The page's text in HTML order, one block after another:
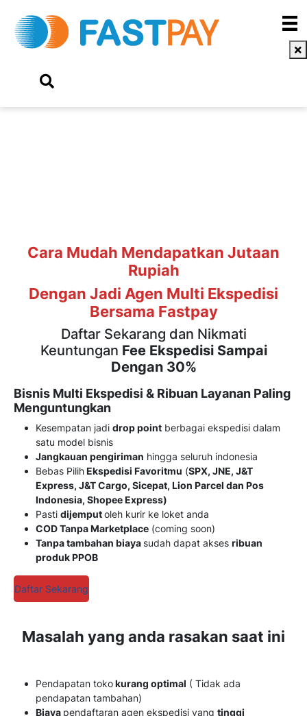
Cara Mudah Mendapatkan Jutaan
Rupiah
Dengan Jadi Agen Multi Ekspedisi
Bersama Fastpay
Daftar Sekarang dan Nikmati
Keuntungan Fee Ekspedisi Sampai
Dengan 30%
Bisnis Multi Ekspedisi & Ribuan Layanan Paling
Menguntungkan
Kesempatan jadi drop point berbagai ekspedisi dalam
satu model bisnis
Jangkauan pengiriman hingga seluruh indonesia
Bebas PilihEkspedisi Favoritmu (SPX, JNE, J&T
Express, J&T Cargo, Sicepat, Lion Parcel dan Pos
Indonesia, Shopee Express)
Pasti dijemputoleh kurir ke loket anda
COD Tanpa Marketplace (coming soon)
Tanpa tambahan biaya sudah dapat akses ribuan
produk PPOB
Daftar Sekarang
Masalah yang anda rasakan saat ini
Pendapatan tokokurang optimal ( Tidak ada
pendapatan tambahan)
Biaya pendaftaran agen ekspedisi yang tinggi